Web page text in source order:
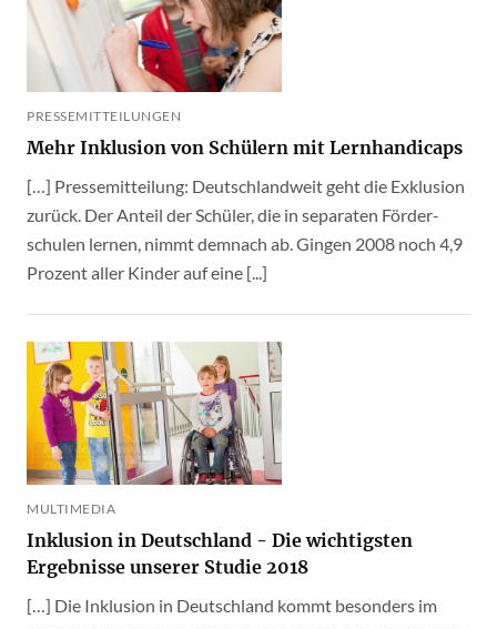
PRESSEMITTEILUNGEN
Mehr Inklusion von Schülern mit Lernhandicaps
[…] Pressemitteilung: Deutschlandweit geht die Exklusion
zurück. Der Anteil der Schüler, die in separaten Förder-
schulen lernen, nimmt demnach ab. Gingen 2008 noch 4,9
Prozent aller Kinder auf eine [...]
MULTIMEDIA
Inklusion in Deutschland - Die wichtigsten
Ergebnisse unserer Studie 2018
[…] Die Inklusion in Deutschland kommt besonders im